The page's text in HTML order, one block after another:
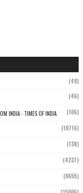
(49)
(46)
INDIA - TIMES OF INDIA (106)
(10716)
(138)
(4237)
(8655)